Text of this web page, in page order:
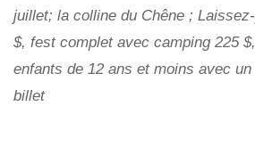
juillet; la colline du Chêne ;
$, fest complet avec camping 225
enfants de 12 ans et moins avec
billet